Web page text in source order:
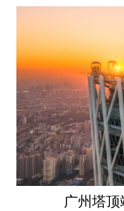
广州塔顶